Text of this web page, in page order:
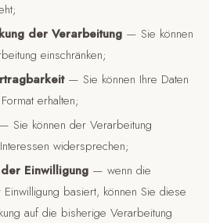
der Verarbeitung — Sie können
einschränken;
— Sie können Ihre Daten
erhalten;
Sie können der Verarbeitung
widersprechen;
Einwilligung — wenn die
basiert, können Sie diese
auf die bisherige Verarbeitung